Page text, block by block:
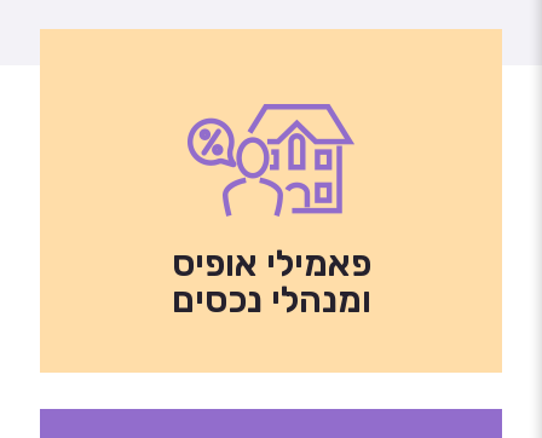
פאמילי אופיס
ומנהלי נכסים